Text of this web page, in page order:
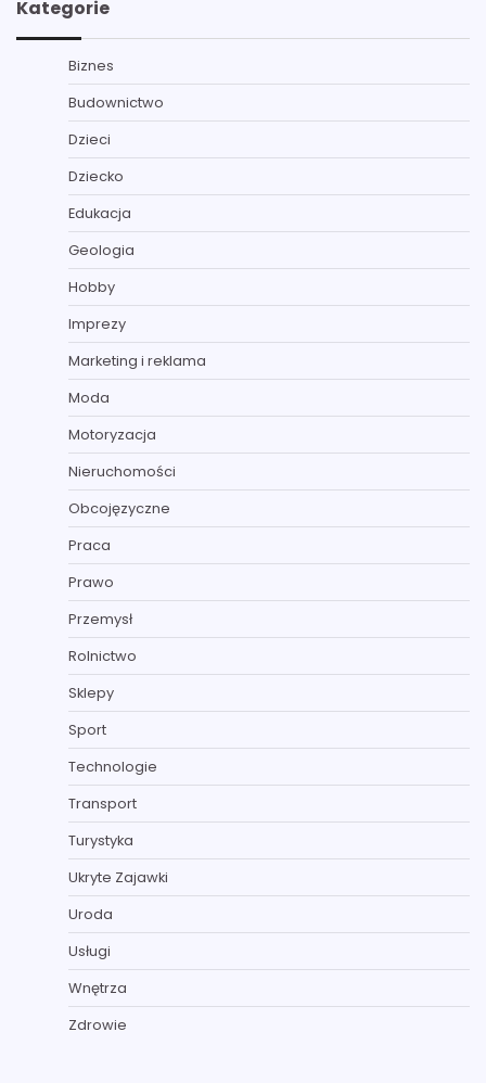
Kategorie
Biznes
Budownictwo
Dzieci
Dziecko
Edukacja
Geologia
Hobby
Imprezy
Marketing i reklama
Moda
Motoryzacja
Nieruchomości
Obcojęzyczne
Praca
Prawo
Przemysł
Rolnictwo
Sklepy
Sport
Technologie
Transport
Turystyka
Ukryte Zajawki
Uroda
Usługi
Wnętrza
Zdrowie